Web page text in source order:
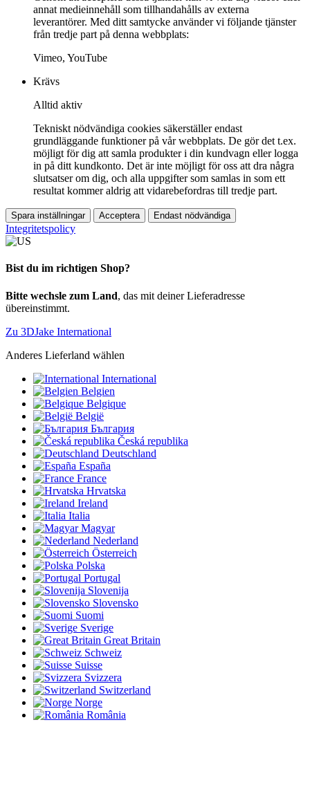
annat medieinnehåll som tillhandahålls av externa
leverantörer. Med ditt samtycke använder vi följande tjänster
från tredje part på denna webbplats:
Vimeo, YouTube
Krävs
Alltid aktiv
Tekniskt nödvändiga cookies säkerställer endast
grundläggande funktioner på vår webbplats. De gör det t.ex.
möjligt för dig att samla produkter i din kundvagn eller logga
in på ditt kundkonto. Det är inte möjligt för oss att dra några
slutsatser om dig, och alla uppgifter som samlas in som ett
resultat kommer aldrig att vidarebefordras till tredje part.
Spara inställningar Acceptera Endast nödvändiga
Integritetspolicy
Bist du im richtigen Shop?
Bitte wechsle zum Land, das mit deiner Lieferadresse
übereinstimmt.
Zu 3DJake International
Anderes Lieferland wählen
International
Belgien
Belgique
België
България
Česká republika
Deutschland
España
France
Hrvatska
Ireland
Italia
Magyar
Nederland
Österreich
Polska
Portugal
Slovenija
Slovensko
Suomi
Sverige
Great Britain
Schweiz
Suisse
Svizzera
Switzerland
Norge
România